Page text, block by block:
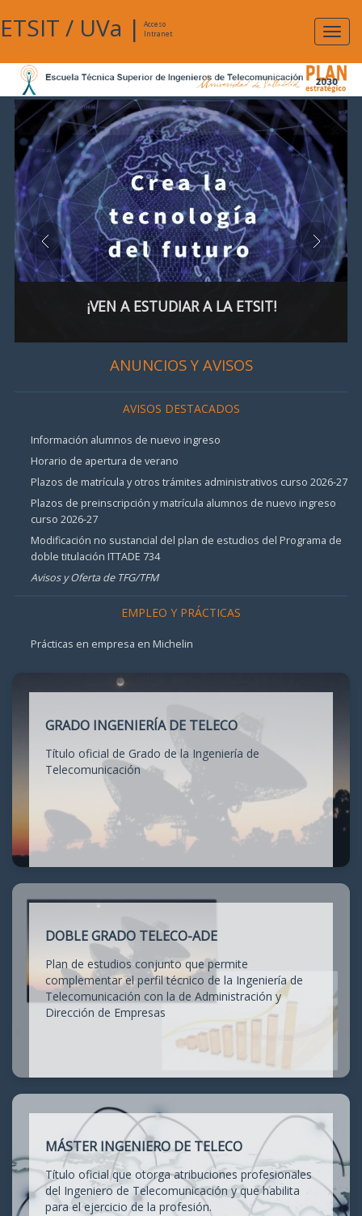
ETSIT / UVa |
Acceso
Intranet
¡VEN A ESTUDIAR A LA ETSIT!
ANUNCIOS Y AVISOS
AVISOS DESTACADOS
Información alumnos de nuevo ingreso
Horario de apertura de verano
Plazos de matrícula y otros trámites administrativos curso 2026-27
Plazos de preinscripción y matrícula alumnos de nuevo ingreso
curso 2026-27
Modificación no sustancial del plan de estudios del Programa de
doble titulación ITTADE 734
Avisos y Oferta de TFG/TFM
EMPLEO Y PRÁCTICAS
Prácticas en empresa en Michelin
GRADO INGENIERÍA DE TELECO
Título oficial de Grado de la Ingeniería de
Telecomunicación
DOBLE GRADO TELECO-ADE
Plan de estudios conjunto que permite
complementar el perfil técnico de la Ingeniería de
Telecomunicación con la de Administración y
Dirección de Empresas
MÁSTER INGENIERO DE TELECO
Título oficial que otorga atribuciones profesionales
del Ingeniero de Telecomunicación y que habilita
para el ejercicio de la profesión.